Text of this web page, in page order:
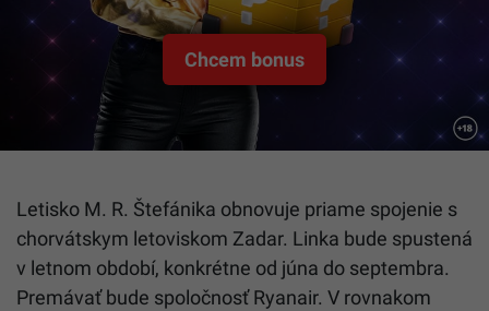
Chcem bonus
Letisko M. R. Štefánika obnovuje priame spojenie s
chorvátskym letoviskom Zadar. Linka bude spustená
v letnom období, konkrétne od júna do septembra.
Premávať bude spoločnosť Ryanair. V rovnakom